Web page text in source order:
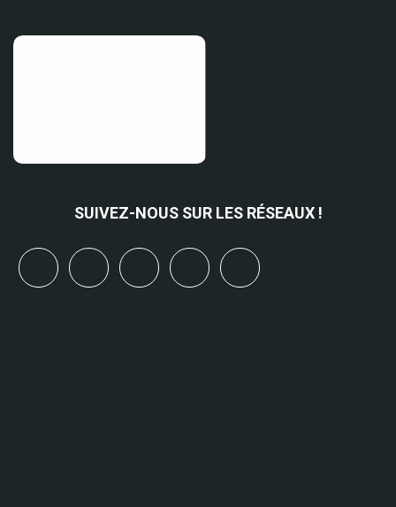
SUIVEZ-NOUS SUR LES RÉSEAUX !
linkedinyoutubebluesky mastodon